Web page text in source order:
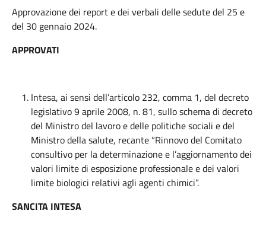
Approvazione dei report e dei verbali delle sedute del 25 e
del 30 gennaio 2024.
APPROVATI
Intesa, ai sensi dell’articolo 232, comma 1, del decreto
legislativo 9 aprile 2008, n. 81, sullo schema di decreto
del Ministro del lavoro e delle politiche sociali e del
Ministro della salute, recante “Rinnovo del Comitato
consultivo per la determinazione e l’aggiornamento dei
valori limite di esposizione professionale e dei valori
limite biologici relativi agli agenti chimici”.
SANCITA INTESA